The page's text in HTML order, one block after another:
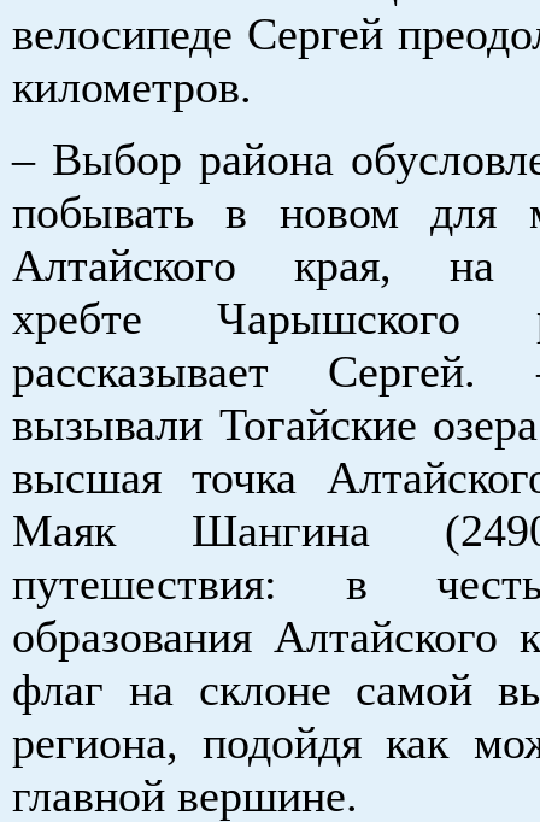
велосипеде Сергей
километров.
– Выбор района
побывать в новом для
Алтайского края, на
хребте Чарышского
рассказывает
вызывали Тогайские
высшая точка
Маяк Шангина
путешествия: в
образования Алтайского
флаг на склоне самой
региона, подойдя как
главной вершине.